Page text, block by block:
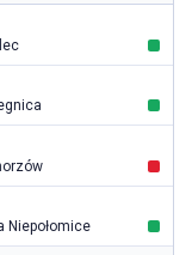
Niepołomice